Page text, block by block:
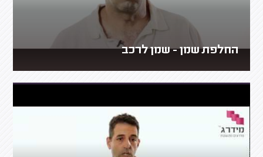
החלפת שמן - שמן לרכב